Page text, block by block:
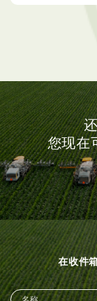
您现在
在收件